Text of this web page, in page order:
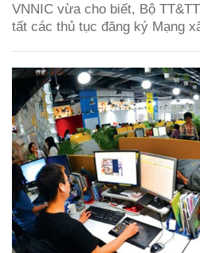
VNNIC vừa cho biết, Bộ
tất các thủ tục đăng ký Mạng